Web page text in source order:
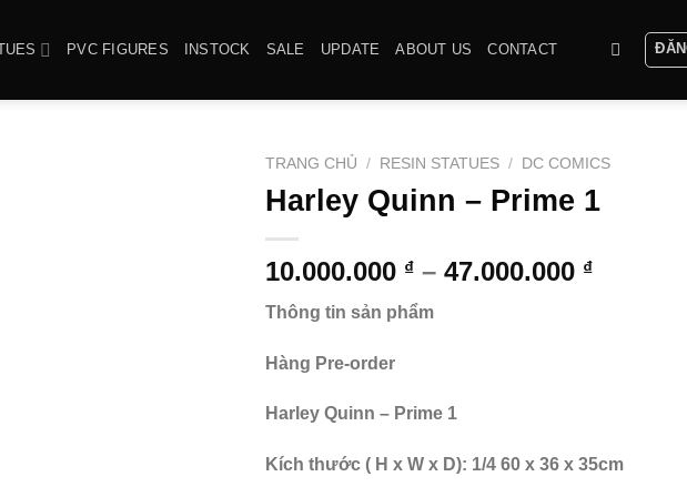
PVC FIGURES INSTOCK SALE UPDATE ABOUT US CONTACT
TRANG CHỦ / RESIN STATUES / DC COMICS
Harley Quinn – Prime 1
10.000.000 ₫ – 47.000.000 ₫Khoảng
Thông tin sản phẩm
Hàng Pre-order
Harley Quinn – Prime 1
Kích thước ( H x W x D): 1/4 60 x 36 x 35cm